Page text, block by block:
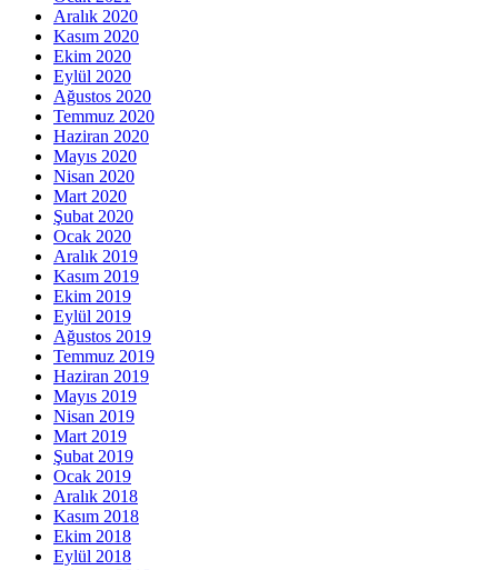
Aralık 2020
Kasım 2020
Ekim 2020
Eylül 2020
Ağustos 2020
Temmuz 2020
Haziran 2020
Mayıs 2020
Nisan 2020
Mart 2020
Şubat 2020
Ocak 2020
Aralık 2019
Kasım 2019
Ekim 2019
Eylül 2019
Ağustos 2019
Temmuz 2019
Haziran 2019
Mayıs 2019
Nisan 2019
Mart 2019
Şubat 2019
Ocak 2019
Aralık 2018
Kasım 2018
Ekim 2018
Eylül 2018